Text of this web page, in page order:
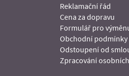
Reklamační řád
Cena za dopravu
Formulář pro
Obchodní podmínky
Odstoupení od
Zpracování